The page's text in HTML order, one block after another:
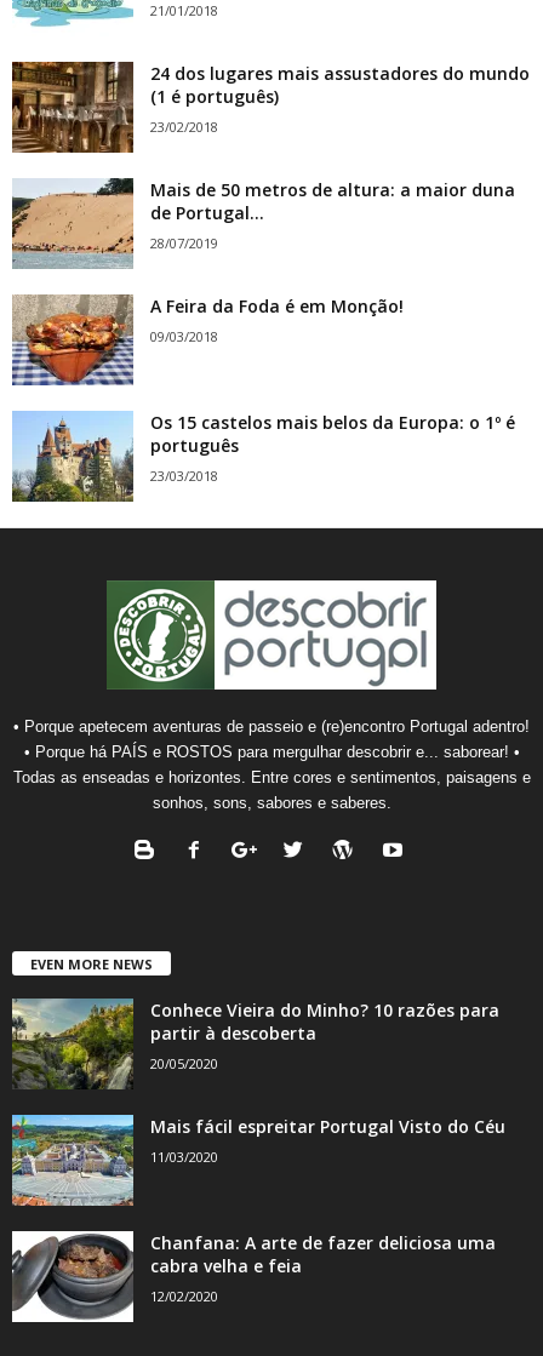
21/01/2018
24 dos lugares mais assustadores do mundo
(1 é português)
23/02/2018
Mais de 50 metros de altura: a maior duna
de Portugal...
28/07/2019
A Feira da Foda é em Monção!
09/03/2018
Os 15 castelos mais belos da Europa: o 1º é
português
23/03/2018
• Porque apetecem aventuras de passeio e (re)encontro Portugal adentro!
• Porque há PAÍS e ROSTOS para mergulhar descobrir e... saborear! •
Todas as enseadas e horizontes. Entre cores e sentimentos, paisagens e
sonhos, sons, sabores e saberes.
EVEN MORE NEWS
Conhece Vieira do Minho? 10 razões para
partir à descoberta
20/05/2020
Mais fácil espreitar Portugal Visto do Céu
11/03/2020
Chanfana: A arte de fazer deliciosa uma
cabra velha e feia
12/02/2020